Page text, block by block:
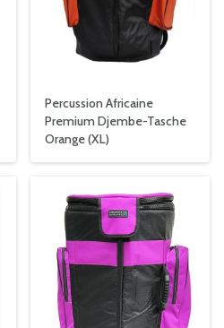
Percussion Africaine
Premium Djembe-Tasche
Orange (XL)